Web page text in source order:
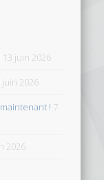
13 juin 2026
juin 2026
! 7
2026